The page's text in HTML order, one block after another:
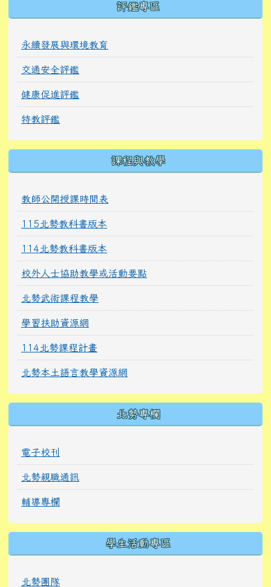
評鑑專區
永續發展與環境教育
交通安全評鑑
健康促進評鑑
特教評鑑
課程與教學
教師公開授課時間表
115北勢教科書版本
114北勢教科書版本
校外人士協助教學或活動要點
北勢武術課程教學
學習扶助資源網
114北勢課程計畫
北勢本土語言教學資源網
北勢專欄
電子校刊
北勢親職通訊
輔導專欄
學生活動專區
北勢團隊